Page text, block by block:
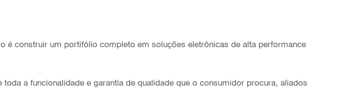
é construir um portifólio completo em soluções eletrônicas de alta performance
a funcionalidade e garantia de qualidade que o consumidor procura, aliados